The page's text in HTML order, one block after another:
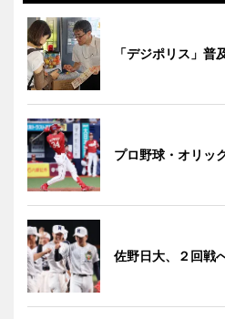
「デジポリス」普
プロ野球・オリッ
佐野日大、２回